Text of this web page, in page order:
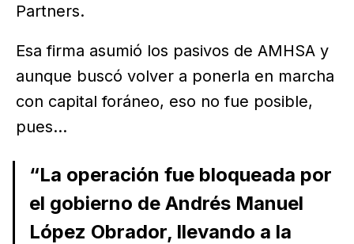
Partners.
Esa firma asumió los pasivos de AMHSA y
aunque buscó volver a ponerla en marcha
con capital foráneo, eso no fue posible,
pues...
“La operación fue bloqueada por
el gobierno de Andrés Manuel
López Obrador, llevando a la